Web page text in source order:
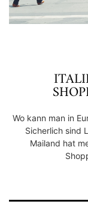
Wo kann man in
Sicherlich sind
Mailand hat